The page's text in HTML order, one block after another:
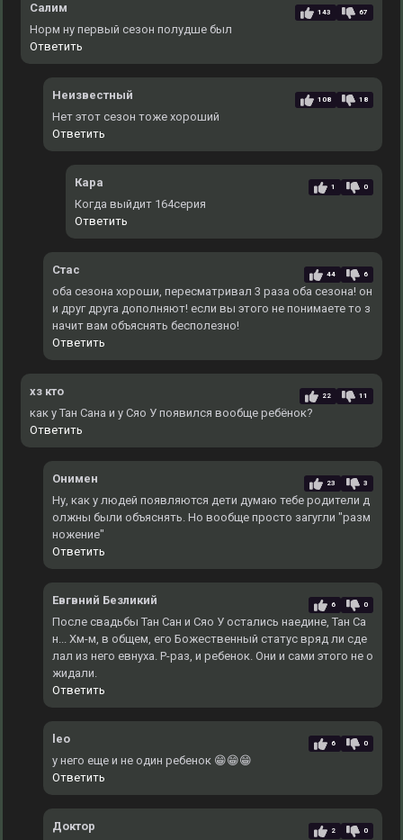
Салим 143 67
Норм ну первый сезон полудше был
Ответить
Неизвестный 108 18
Нет этот сезон тоже хороший
Ответить
Кара 1 0
Когда выйдит 164серия
Ответить
Стас 44 6
оба сезона хороши, пересматривал 3 раза оба сезона! он
и друг друга дополняют! если вы этого не понимаете то з
начит вам объяснять бесполезно!
Ответить
хз кто 22 11
как у Тан Сана и у Сяо У появился вообще ребёнок?
Ответить
Онимен 23 3
Ну, как у людей появляются дети думаю тебе родители д
олжны были объяснять. Но вообще просто загугли "разм
ножение"
Ответить
Евгвний Безликий 6 0
После свадьбы Тан Сан и Сяо У остались наедине, Тан Са
н... Хм-м, в общем, его Божественный статус вряд ли сде
лал из него евнуха. Р-раз, и ребенок. Они и сами этого не о
жидали.
Ответить
leo 6 0
у него еще и не один ребенок 😁😁😁
Ответить
Доктор 2 0